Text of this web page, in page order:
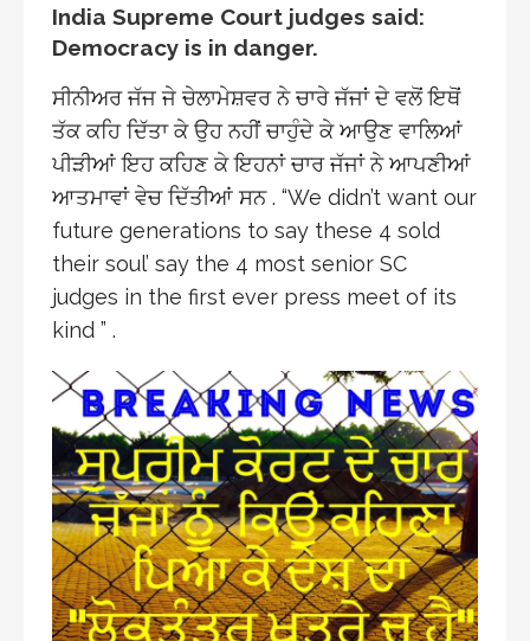
India Supreme Court judges said:
Democracy is in danger.
ਸੀਨੀਅਰ ਜੱਜ ਜੇ ਚੇਲਾਮੇਸ਼ਵਰ ਨੇ ਚਾਰੇ ਜੱਜਾਂ ਦੇ ਵਲੋਂ ਇਥੋਂ
ਤੱਕ ਕਹਿ ਦਿੱਤਾ ਕੇ ਉਹ ਨਹੀਂ ਚਾਹੁੰਦੇ ਕੇ ਆਉਣ ਵਾਲਿਆਂ
ਪੀੜੀਆਂ ਇਹ ਕਹਿਣ ਕੇ ਇਹਨਾਂ ਚਾਰ ਜੱਜਾਂ ਨੇ ਆਪਣੀਆਂ
ਆਤਮਾਵਾਂ ਵੇਚ ਦਿੱਤੀਆਂ ਸਨ . “We didn’t want our
future generations to say these 4 sold
their soul’ say the 4 most senior SC
judges in the first ever press meet of its
kind ” .